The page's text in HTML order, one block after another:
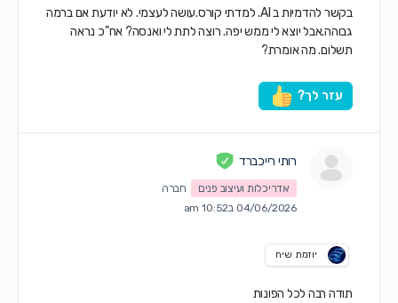
בקשר להדמיות ב AI. למדתי קורס.עושה לעצמי. לא יודעת אם ברמה
גבוהה.אבל יוצא לי ממש יפה. רוצה לתת לי ואנסה? אח"כ נראה
תשלום. מה אומרת?
עזר לך?
רותי רייכברד
אדריכלות ועיצוב פנים
חברה
04/06/2026 ב10:52 am
יוזמת שיח
תודה רבה לכל הפונות